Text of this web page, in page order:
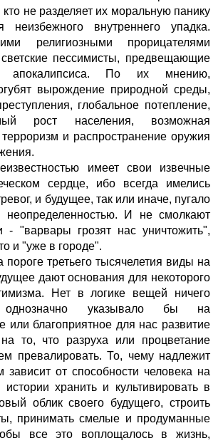
кто не разделяет их моральную панику
неизбежного внутреннего упадка.
религиозными прорицателями
пессимисты, предвещающие
По их мнению,
вырождение природной среды,
глобальное потепление,
рост населения, возможная
и распространение оружия
имеет свои извечные
сердце, ибо всегда имелись
и будущее, так или иначе, пугало
неопределенностью. И не смолкают
- "варвары грозят нас уничтожить",
и "уже в городе".
пороге третьего тысячелетия виды на
дают основания для некоторого
Нет в логике вещей ничего
указывало бы на
или благоприятное для нас развитие
то, что разруха или процветание
превалировать. То, чему надлежит
зависит от способности человека на
истории хранить и культивировать в
облик своего будущего, строить
принимать смелые и продуманные
все это воплощалось в жизнь,